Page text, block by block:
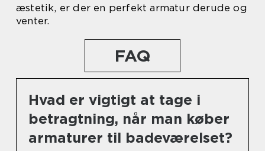
æstetik, er der en perfekt armatur derude og
venter.
FAQ
Hvad er vigtigt at tage i
betragtning, når man køber
armaturer til badeværelset?